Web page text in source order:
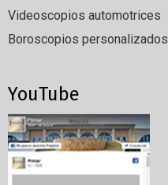
Videoscopios automotrices
Boroscopios personalizados
YouTube